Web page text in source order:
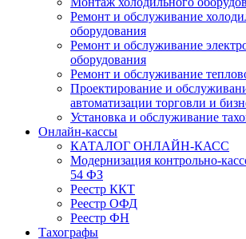
Ремонт и обслуживание
оборудования
Ремонт и обслуживание
оборудования
Ремонт и обслуживание
Проектирование и
автоматизации торговли и
Установка и обслуживание
Онлайн-кассы
КАТАЛОГ ОНЛАЙН-КАСС
Модернизация контрольно-
54 ФЗ
Реестр ККТ
Реестр ОФД
Реестр ФН
Тахографы